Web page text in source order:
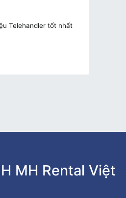
Telehandler tốt nhất
MH Rental Việt